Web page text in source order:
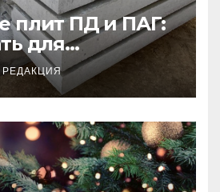
плит ПД и ПАГ:
для
и прочного
РЕДАКЦИЯ